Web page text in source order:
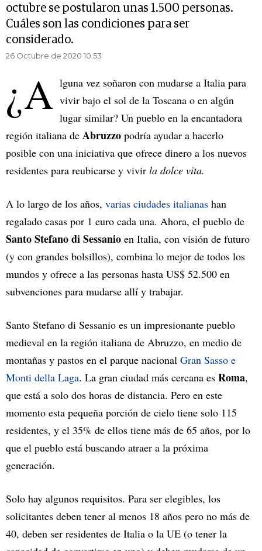
octubre se postularon unas 1.500 personas.
Cuáles son las condiciones para ser
considerado.
26 Octubre de 2020 10.53
¿A lguna vez soñaron con mudarse a Italia para
vivir bajo el sol de la Toscana o en algún
lugar similar? Un pueblo en la encantadora
región italiana de Abruzzo podría ayudar a hacerlo
posible con una iniciativa que ofrece dinero a los nuevos
residentes para reubicarse y vivir la dolce vita.
A lo largo de los años, varias ciudades italianas han
regalado casas por 1 euro cada una. Ahora, el pueblo de
Santo Stefano di Sessanio en Italia, con visión de futuro
(y con grandes bolsillos), combina lo mejor de todos los
mundos y ofrece a las personas hasta US$ 52.500 en
subvenciones para mudarse allí y trabajar.
Santo Stefano di Sessanio es un impresionante pueblo
medieval en la región italiana de Abruzzo, en medio de
montañas y pastos en el parque nacional Gran Sasso e
Monti della Laga. La gran ciudad más cercana es Roma,
que está a solo dos horas de distancia. Pero en este
momento esta pequeña porción de cielo tiene solo 115
residentes, y el 35% de ellos tiene más de 65 años, por lo
que el pueblo está buscando atraer a la próxima
generación.
Solo hay algunos requisitos. Para ser elegibles, los
solicitantes deben tener al menos 18 años pero no más de
40, deben ser residentes de Italia o la UE (o tener la